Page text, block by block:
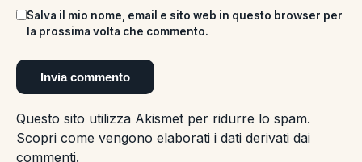
Salva il mio nome, email e sito web in questo browser per
la prossima volta che commento.
Questo sito utilizza Akismet per ridurre lo spam.
Scopri come vengono elaborati i dati derivati dai
commenti.